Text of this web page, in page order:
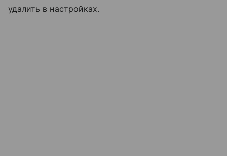
удалить в настройках.